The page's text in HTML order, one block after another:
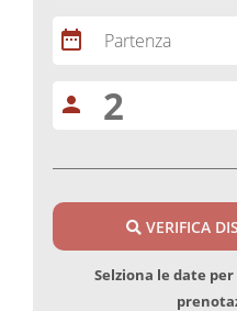
date_range Partenza
person
VERIFICA
Selziona le date